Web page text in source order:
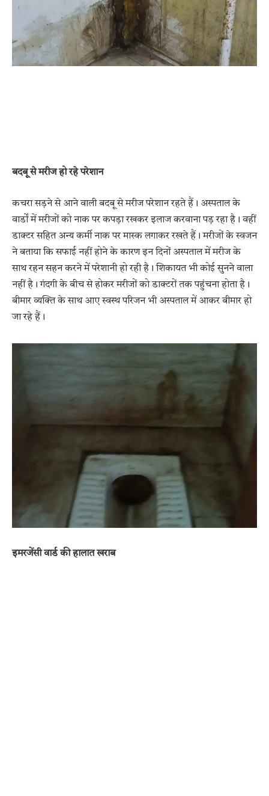
बदबू से मरीज हो रहे परेशान
कचरा सड़ने से आने वाली बदबू से मरीज परेशान रहते हैं। अस्पताल के
वार्डों में मरीजों को नाक पर कपड़ा रखकर इलाज करवाना पड़ रहा है। वहीं
डाक्टर सहित अन्य कर्मी नाक पर मास्क लगाकर रखते हैं। मरीजों के स्वजन
ने बताया कि सफाई नहीं होने के कारण इन दिनों अस्पताल में मरीज के
साथ रहन सहन करने में परेशानी हो रही है। शिकायत भी कोई सुनने वाला
नहीं है। गंदगी के बीच से होकर मरीजों को डाक्टरों तक पहुंचना होता है।
बीमार व्यक्ति के साथ आए स्वस्थ परिजन भी अस्पताल में आकर बीमार हो
जा रहे हैं।
इमरजेंसी वार्ड की हालात खराब